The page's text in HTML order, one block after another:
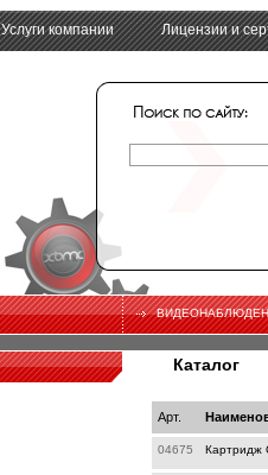
Услуги компании Лицензии и
Каталог
Арт.
04675 Картридж